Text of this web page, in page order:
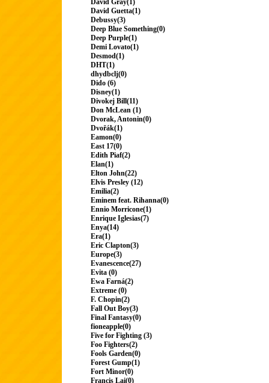
David Gray(1)
David Guetta(1)
Debussy(3)
Deep Blue Something(0)
Deep Purple(1)
Demi Lovato(1)
Desmod(1)
DHT(1)
dhydbclj(0)
Dido (6)
Disney(1)
Divokej Bill(11)
Don McLean (1)
Dvorak, Antonin(0)
Dvořák(1)
Eamon(0)
East 17(0)
Edith Piaf(2)
Elan(1)
Elton John(22)
Elvis Presley (12)
Emilia(2)
Eminem feat. Rihanna(0)
Ennio Morricone(1)
Enrique Iglesias(7)
Enya(14)
Era(1)
Eric Clapton(3)
Europe(3)
Evanescence(27)
Evita (0)
Ewa Farná(2)
Extreme (0)
F. Chopin(2)
Fall Out Boy(3)
Final Fantasy(0)
fioneapple(0)
Five for Fighting (3)
Foo Fighters(2)
Fools Garden(0)
Forest Gump(1)
Fort Minor(0)
Francis Lai(0)